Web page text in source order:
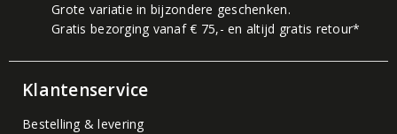
Grote variatie in bijzondere geschenken.
Gratis bezorging vanaf € 75,- en altijd gratis retour*
Klantenservice
Bestelling & levering